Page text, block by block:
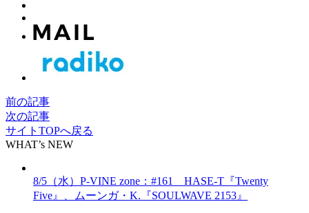
前の記事
次の記事
サイトTOPへ戻る
WHAT’s NEW
8/5（水）P-VINE zone：#161 HASE-T『Twenty
Five』、ムーンガ・K.『SOULWAVE 2153』